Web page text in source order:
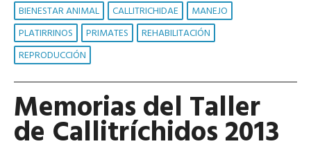
BIENESTAR ANIMAL CALLITRICHIDAE
MANEJO
PLATIRRINOS
PRIMATES
REHABILITACIÓN
REPRODUCCIÓN
Memorias del Taller
de Callitríchidos 2013